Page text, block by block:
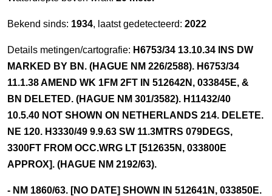
Bekend sinds: 1934, laatst gedetecteerd: 2022
Details metingen/cartografie: H6753/34 13.10.34 INS DW
MARKED BY BN. (HAGUE NM 226/2588). H6753/34
11.1.38 AMEND WK 1FM 2FT IN 512642N, 033845E, &
BN DELETED. (HAGUE NM 301/3582). H11432/40
10.5.40 NOT SHOWN ON NETHERLANDS 214. DELETE.
NE 120. H3330/49 9.9.63 SW 11.3MTRS 079DEGS,
3300FT FROM OCC.WRG LT [512635N, 033800E
APPROX]. (HAGUE NM 2192/63).
- NM 1860/63. [NO DATE] SHOWN IN 512641N, 033850E.